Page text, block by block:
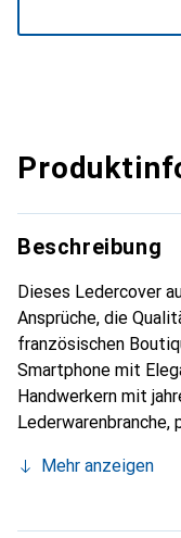
Beschreibung
Dieses Ledercover
Ansprüche, die
französischen
Smartphone mit
Handwerkern mit
echte zweite Haut.
International
Mehr anzeigen